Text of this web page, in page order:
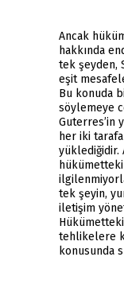
Ancak
hakkında
tek şeyden,
eşit
Bu konuda
söylemeye
Guterres’in
her iki
yüklediğidir.
tek şeyin,
iletişim
tehlikelere
konusunda